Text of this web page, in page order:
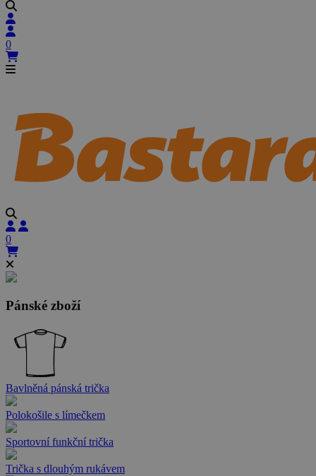
0
0
Pánské zboží
Bavlněná pánská trička
Polokošile s límečkem
Sportovní funkční trička
Trička s dlouhým rukávem